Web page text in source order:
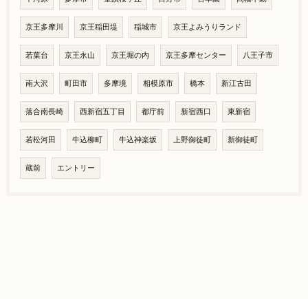
京王多摩川 京王稲田堤 稲城市 京王よみうりランド
若葉台 京王永山 京王堀の内 京王多摩センター 八王子市
南大沢 町田市 多摩境 相模原市 橋本 新江古田
落合南長崎 西新宿五丁目 都庁前 新宿西口 東新宿
若松河田 牛込柳町 牛込神楽坂 上野御徒町 新御徒町
蔵前 エントリー